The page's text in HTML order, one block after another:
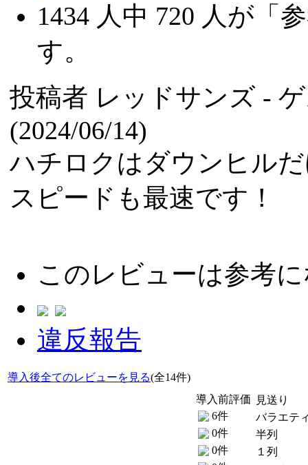
1434 人中 720 人が「
す。
投稿者 レッドサンズ -
(2024/06/14)
ハチロクはダウンヒル
スピードも最速です！
このレビューは参考
違反報告
導入後全てのレビューを見る(全14件)
導入前評価
6件
0件
0件
見送り
バラエテ
半列
１列